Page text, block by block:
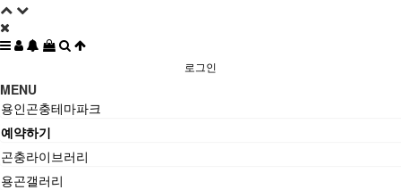
로그인
MENU
용인곤충테마파크
예약하기
곤충라이브러리
용곤갤러리